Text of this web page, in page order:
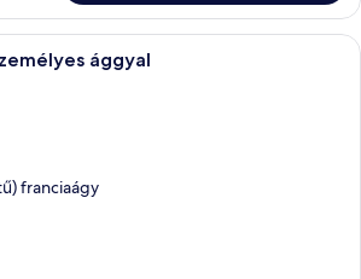
Egy szállodai szoba, melyben van
ággyal
franciaágy